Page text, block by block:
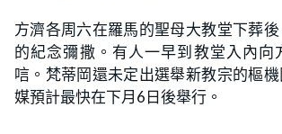
方濟各周六在羅馬的聖母大教堂下葬
的紀念彌撒。有人一早到教堂入內向
唁。梵蒂岡還未定出選舉新教宗的樞
媒預計最快在下月6日後舉行。